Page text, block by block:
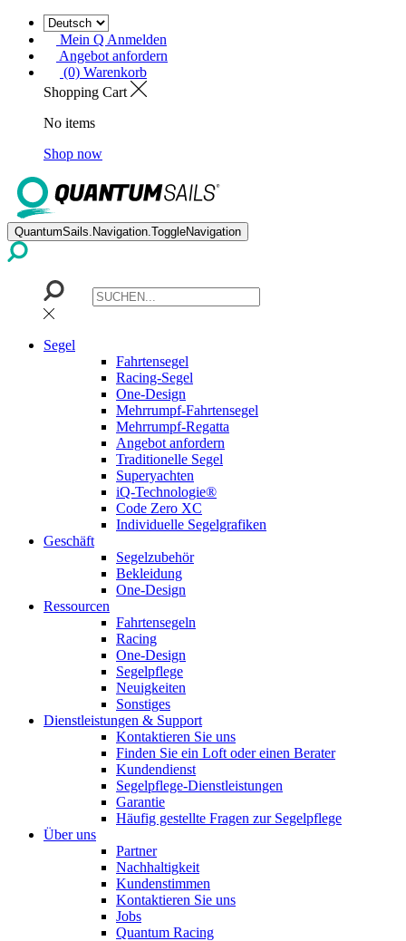
Mein Q Anmelden
Angebot anfordern
(0) Warenkorb
Shopping Cart
No items
Shop now
QuantumSails.Navigation.ToggleNavigation
Segel
Fahrtensegel
Racing-Segel
One-Design
Mehrrumpf-Fahrtensegel
Mehrrumpf-Regatta
Angebot anfordern
Traditionelle Segel
Superyachten
iQ-Technologie®
Code Zero XC
Individuelle Segelgrafiken
Geschäft
Segelzubehör
Bekleidung
One-Design
Ressourcen
Fahrtensegeln
Racing
One-Design
Segelpflege
Neuigkeiten
Sonstiges
Dienstleistungen & Support
Kontaktieren Sie uns
Finden Sie ein Loft oder einen Berater
Kundendienst
Segelpflege-Dienstleistungen
Garantie
Häufig gestellte Fragen zur Segelpflege
Über uns
Partner
Nachhaltigkeit
Kundenstimmen
Kontaktieren Sie uns
Jobs
Quantum Racing